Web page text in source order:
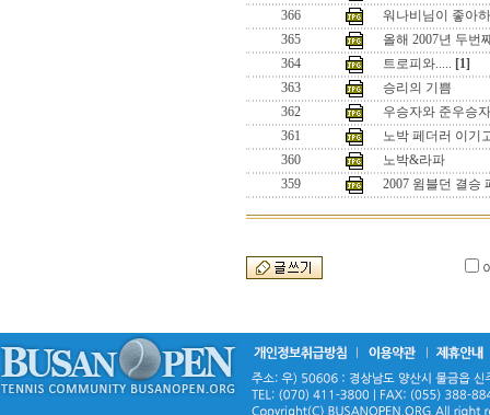
366
워나비님이 좋아
365
올해 2007년 두번
364
트로피와..... [1]
363
승리의 기쁨
362
우승자와 준우승자
361
노박 페더러 이기
360
노박&라파
359
2007 윔블던 결승